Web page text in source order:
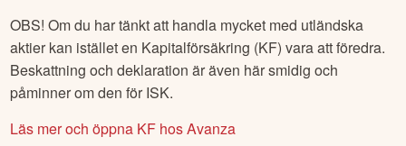
OBS! Om du har tänkt att handla mycket med utländska
aktier kan istället en Kapitalförsäkring (KF) vara att föredra.
Beskattning och deklaration är även här smidig och
påminner om den för ISK.
Läs mer och öppna KF hos Avanza